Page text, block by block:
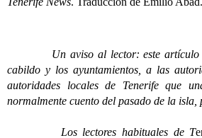
Un aviso al lector: este artículo
cabildo y los ayuntamientos, a las
autoridades locales de Tenerife que
normalmente cuento del pasado de la isla,
Los lectores habituales de T